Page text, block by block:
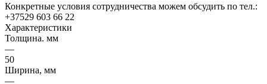
Конкретные условия сотрудничества можем обсудить по тел.:
+37529 603 66 22
Характеристики
Толщина. мм
—
50
Ширина, мм
—